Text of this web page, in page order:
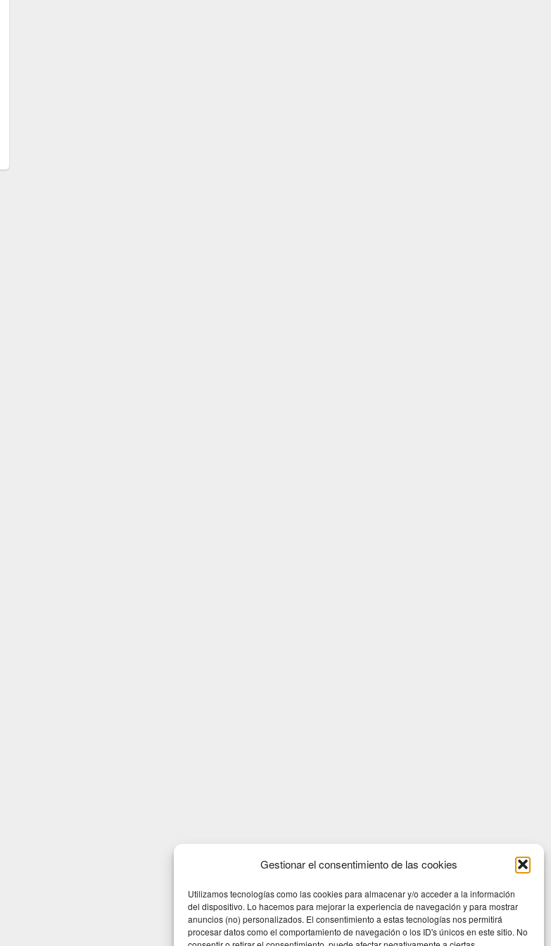
Gestionar el consentimiento de las cookies
Utilizamos tecnologías como las cookies para almacenar y/o acceder a la información
del dispositivo. Lo hacemos para mejorar la experiencia de navegación y para mostrar
anuncios (no) personalizados. El consentimiento a estas tecnologías nos permitirá
procesar datos como el comportamiento de navegación o los ID's únicos en este sitio. No